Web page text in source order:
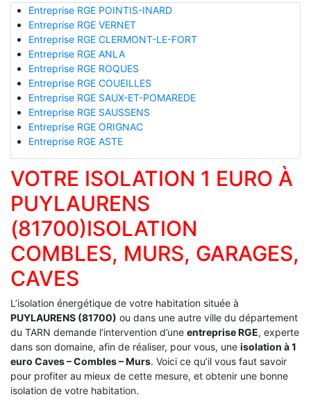
Entreprise RGE POINTIS-INARD
Entreprise RGE VERNET
Entreprise RGE CLERMONT-LE-FORT
Entreprise RGE ANLA
Entreprise RGE ROQUES
Entreprise RGE COUEILLES
Entreprise RGE SAUX-ET-POMAREDE
Entreprise RGE SAUSSENS
Entreprise RGE ORIGNAC
Entreprise RGE ASTE
VOTRE ISOLATION 1 EURO À
PUYLAURENS
(81700)ISOLATION
COMBLES, MURS, GARAGES,
CAVES
L’isolation énergétique de votre habitation située à
PUYLAURENS (81700) ou dans une autre ville du département
du TARN demande l’intervention d’une entreprise RGE, experte
dans son domaine, afin de réaliser, pour vous, une isolation à 1
euro Caves – Combles – Murs. Voici ce qu’il vous faut savoir
pour profiter au mieux de cette mesure, et obtenir une bonne
isolation de votre habitation.